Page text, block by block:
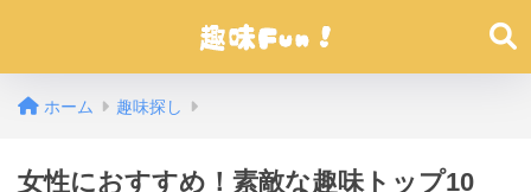
ホーム 趣味探し
女性におすすめ！素敵な趣味トップ10